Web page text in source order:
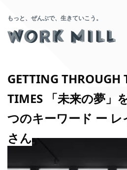
もっと、ぜんぶで、生きていこう。
GETTING THROUGH
TIMES 「未来の夢」
つのキーワード ー レ
さん